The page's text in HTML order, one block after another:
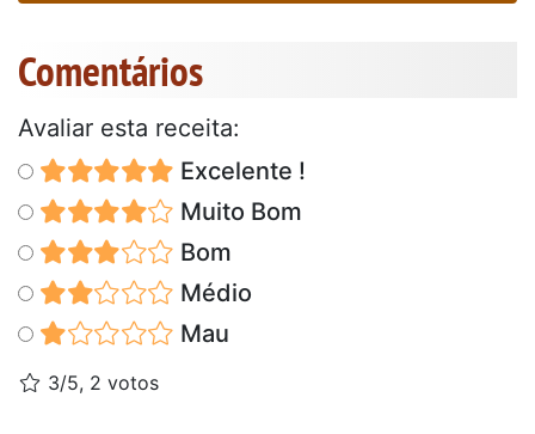
Comentários
Avaliar esta receita:
Excelente !
Muito Bom
Bom
Médio
Mau
3/5, 2 votos